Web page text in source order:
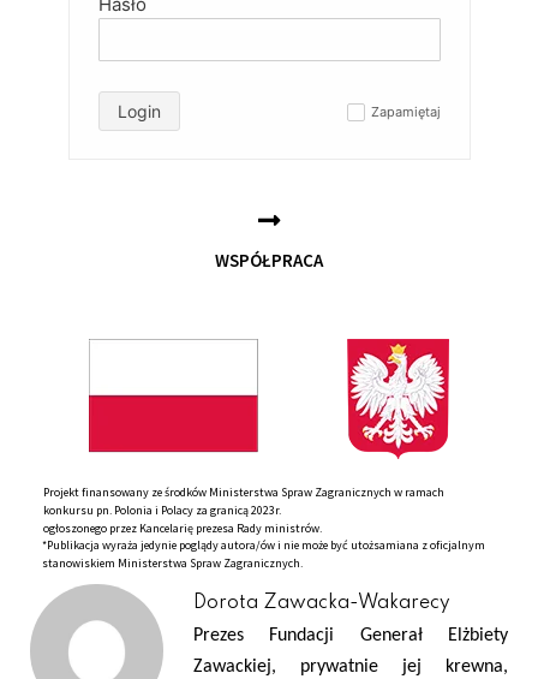
Hasło
Zapamiętaj
Login
WSPÓŁPRACA
Projekt finansowany ze środków Ministerstwa Spraw Zagranicznych w ramach
konkursu pn. Polonia i Polacy za granicą 2023r.
ogłoszonego przez Kancelarię prezesa Rady ministrów.
*Publikacja wyraża jedynie poglądy autora/ów i nie może być utożsamiana z oficjalnym
stanowiskiem Ministerstwa Spraw Zagranicznych.
Dorota Zawacka-Wakarecy
Prezes Fundacji Generał Elżbiety
Zawackiej, prywatnie jej krewna,